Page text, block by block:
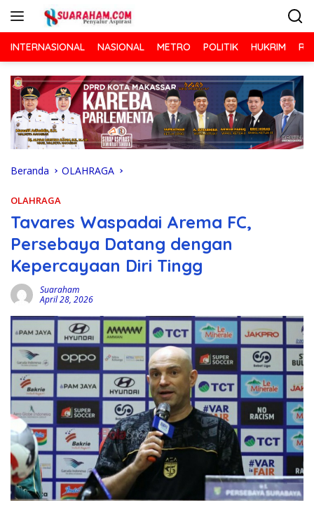
INTERNASIONAL NASIONAL METRO POLITIK HUKRIM
Beranda OLAHRAGA
OLAHRAGA
Tavares Waspadai Arema FC,
Persebaya Datang dengan
Kepercayaan Diri Tingg
Suaraham
April 28, 2026